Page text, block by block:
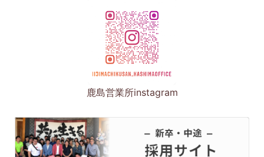
鹿島営業所instagram